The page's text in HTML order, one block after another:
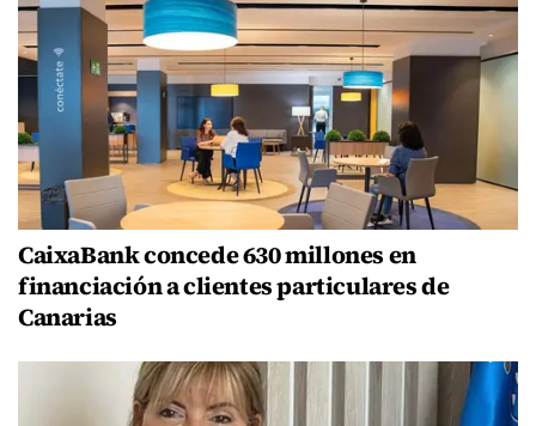
CaixaBank concede 630 millones en
financiación a clientes particulares de
Canarias